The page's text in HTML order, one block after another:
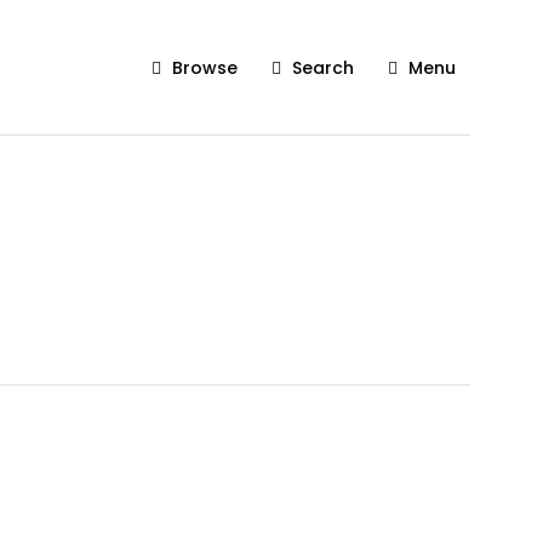
Browse Search Menu